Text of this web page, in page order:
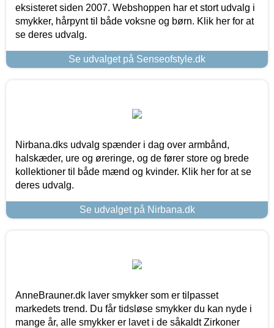
eksisteret siden 2007. Webshoppen har et stort udvalg i
smykker, hårpynt til både voksne og børn. Klik her for at
se deres udvalg.
Se udvalget på Senseofstyle.dk
Nirbana.dks udvalg spænder i dag over armbånd,
halskæder, ure og øreringe, og de fører store og brede
kollektioner til både mænd og kvinder. Klik her for at se
deres udvalg.
Se udvalget på Nirbana.dk
AnneBrauner.dk laver smykker som er tilpasset
markedets trend. Du får tidsløse smykker du kan nyde i
mange år, alle smykker er lavet i de såkaldt Zirkoner